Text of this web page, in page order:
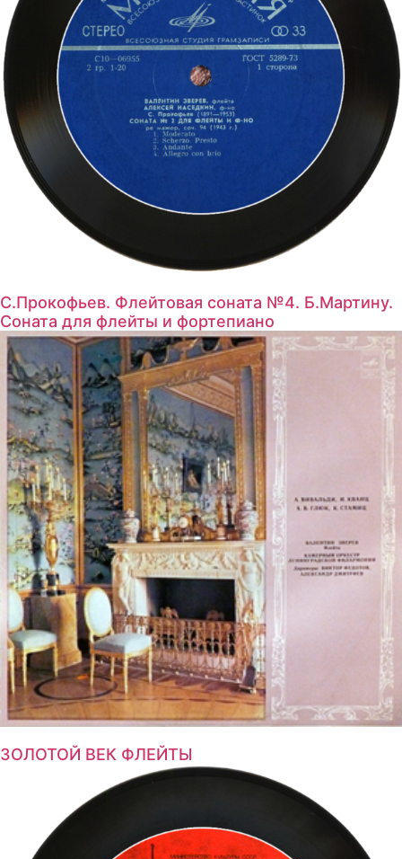
С.Прокофьев. Флейтовая соната №4. Б.Мартину.
Соната для флейты и фортепиано
ЗОЛОТОЙ ВЕК ФЛЕЙТЫ